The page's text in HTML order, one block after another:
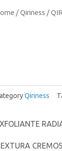
/Qiriness /
Qiriness